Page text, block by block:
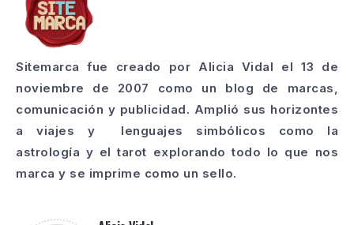
Sitemarca fue creado por Alicia Vidal el 13 de
noviembre de 2007 como un blog de marcas,
comunicación y publicidad. Amplió sus horizontes
a viajes y lenguajes simbólicos como la
astrología y el tarot explorando todo lo que nos
marca y se imprime como un sello.